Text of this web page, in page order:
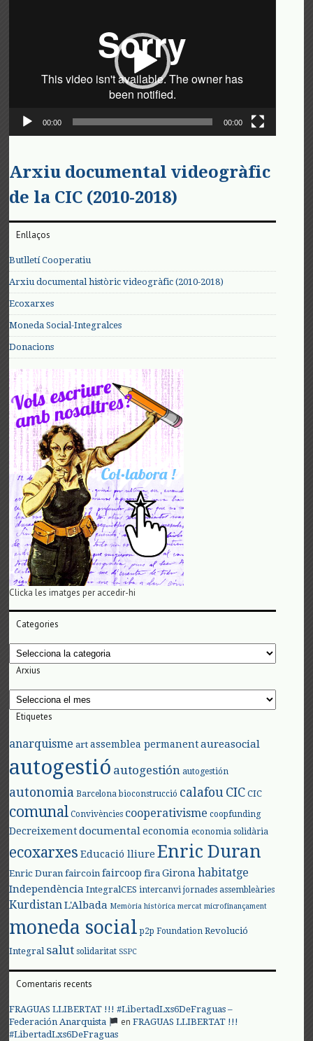
00:00 00:00
Arxiu documental videogràfic
de la CIC (2010-2018)
Enllaços
Butlletí Cooperatiu
Arxiu documental històric videogràfic (2010-2018)
Ecoxarxes
Moneda Social-Integralces
Donacions
Clicka les imatges per accedir-hi
Categories
Categories
Arxius
Arxius
Etiquetes
anarquisme art assemblea permanent aureasocial
autogestió autogestión autogestión
autonomia Barcelona bioconstrucció calafouCIC CIC
comunal Convivències cooperativisme coopfunding
Decreixement documental economia economia solidària
ecoxarxes Educació lliure Enric Duran
Enric Duran faircoin faircoop fira Girona habitatge
Independència IntegralCES intercanvi jornades assembleàries
KurdistanL'Albada Memòria històrica mercat microfinançament
moneda social p2p Foundation Revolució
Integral salut solidaritat SSPC
Comentaris recents
FRAGUAS LLIBERTAT !!! #LibertadLxs6DeFraguas –
Federación Anarquista
enFRAGUAS LLIBERTAT !!!
#LibertadLxs6DeFraguas